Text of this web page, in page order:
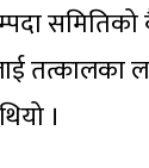
तत्कालका
।